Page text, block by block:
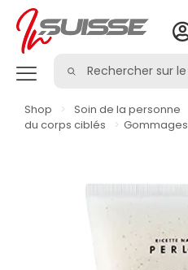
Shop > Soin de la personne
du corps ciblés
>